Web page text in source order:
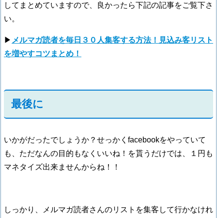
してまとめていますので、良かったら下記の記事をご覧下さ
い。
▶ メルマガ読者を毎日３０人集客する方法！見込み客リスト
を増やすコツまとめ！
最後に
いかがだったでしょうか？せっかくfacebookをやっていて
も、ただなんの目的もなくいいね！を貰うだけでは、１円も
マネタイズ出来ませんからね！！
しっかり、メルマガ読者さんのリストを集客して行かなけれ